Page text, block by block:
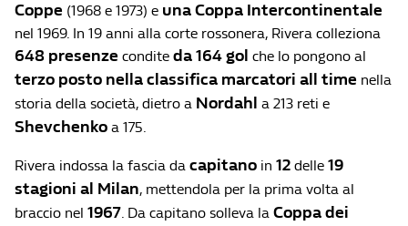
Coppe (1968 e 1973) e una Coppa Intercontinentale
nel 1969. In 19 anni alla corte rossonera, Rivera colleziona
648 presenze condite da 164 gol che lo pongono al
terzo posto nella classifica marcatori all time nella
storia della società, dietro a Nordahl a 213 reti e
Shevchenko a 175.
Rivera indossa la fascia da capitano in 12 delle 19
stagioni al Milan, mettendola per la prima volta al
braccio nel 1967. Da capitano solleva la Coppa dei